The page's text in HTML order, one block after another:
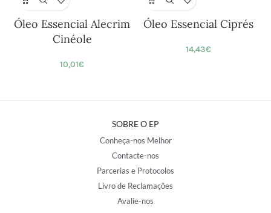
Óleo Essencial Alecrim
Cinéole
10,01€
Óleo Essencial Ciprés
14,43€
SOBRE O EP
Conheça-nos Melhor
Contacte-nos
Parcerias e Protocolos
Livro de Reclamações
Avalie-nos